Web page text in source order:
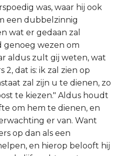
was, waar hij ook
een dubbelzinnig
wat er gedaan zal
genoeg wezen om
aldus zult gij weten, wat
dat is: ik zal zien op
zal zijn u te dienen, zo
te kiezen." Aldus houdt
om hem te dienen, en
er van. Want
op dan als een
en hierop belooft hij